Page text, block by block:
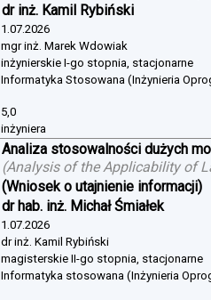
dr inż. Kamil Rybiński
1.07.2026
mgr inż. Marek Wdowiak
inżynierskie I-go stopnia, stacjonarne
Informatyka Stosowana (Inżynieria
5,0
inżyniera
Analiza stosowalności dużych
(Analysis of the Applicability of
(Wniosek o utajnienie informacji)
dr hab. inż. Michał Śmiałek
1.07.2026
dr inż. Kamil Rybiński
magisterskie II-go stopnia, stacjonarne
Informatyka stosowana (Inżynieria